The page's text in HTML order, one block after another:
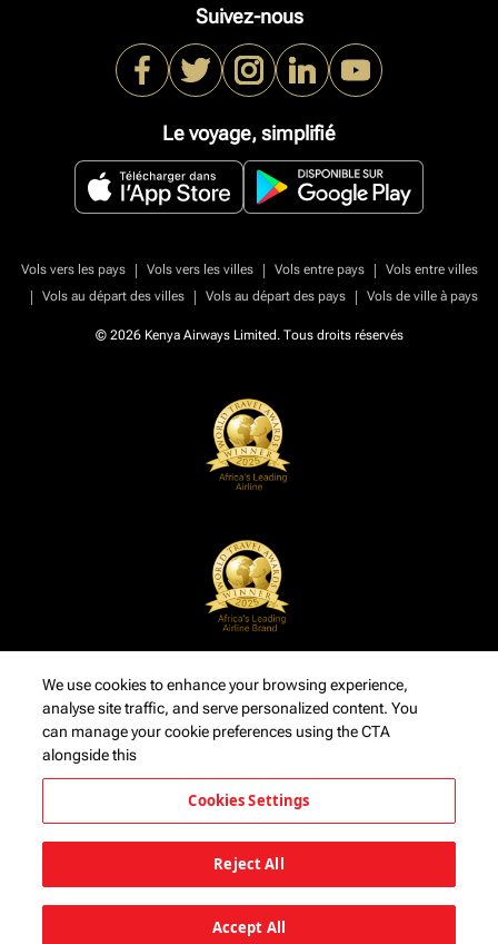
Suivez-nous
Le voyage, simplifié
Vols vers les pays | Vols vers les villes | Vols entre pays |
Vols entre villes
|
Vols au départ des villes | Vols au départ des pays | Vols de ville à pays
© 2026 Kenya Airways Limited. Tous droits réservés
We use cookies to enhance your browsing experience,
analyse site traffic, and serve personalized content. You
can manage your cookie preferences using the CTA
alongside this
Cookies Settings
Reject All
Accept All